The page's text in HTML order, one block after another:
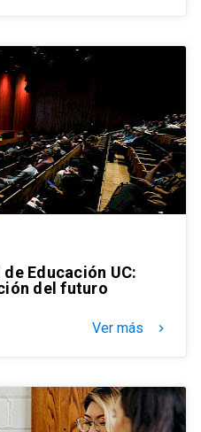
Educación UC:
del futuro
Ver más keyboard_arrow_right